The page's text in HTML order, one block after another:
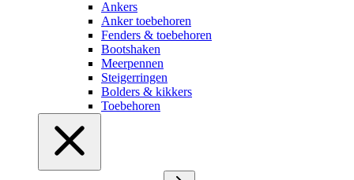
Ankers
Anker toebehoren
Fenders & toebehoren
Bootshaken
Meerpennen
Steigerringen
Bolders & kikkers
Toebehoren